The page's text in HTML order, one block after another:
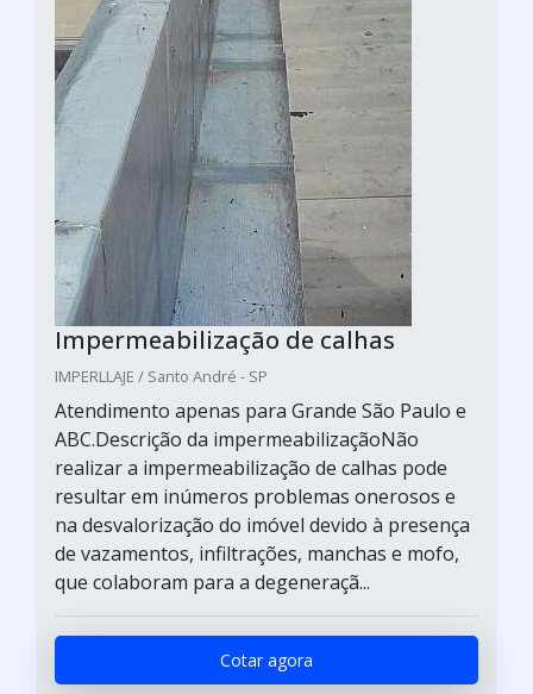
Impermeabilização de calhas
IMPERLLAJE / Santo André - SP
Atendimento apenas para Grande São Paulo e
ABC.Descrição da impermeabilizaçãoNão
realizar a impermeabilização de calhas pode
resultar em inúmeros problemas onerosos e
na desvalorização do imóvel devido à presença
de vazamentos, infiltrações, manchas e mofo,
que colaboram para a degeneraçã...
Cotar agora